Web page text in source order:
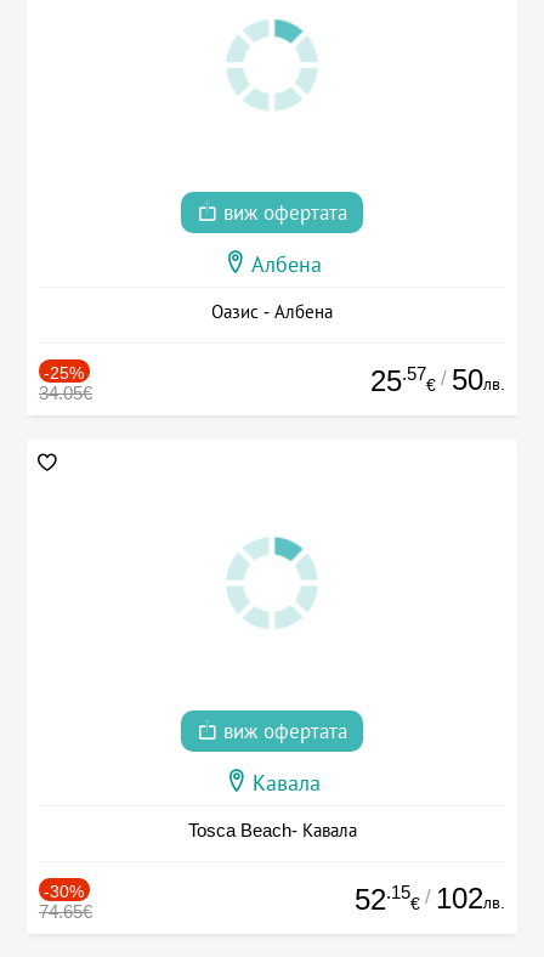
виж офертата
Албена
Оазис - Албена
-25%
34.05€ 25.57
€ / 50лв.
виж офертата
Кавала
Tosca Beach- Кавала
-30%
74.65€ 52.15
€ / 102лв.